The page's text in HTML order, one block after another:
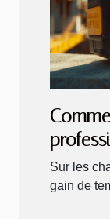
Sur les
gain de